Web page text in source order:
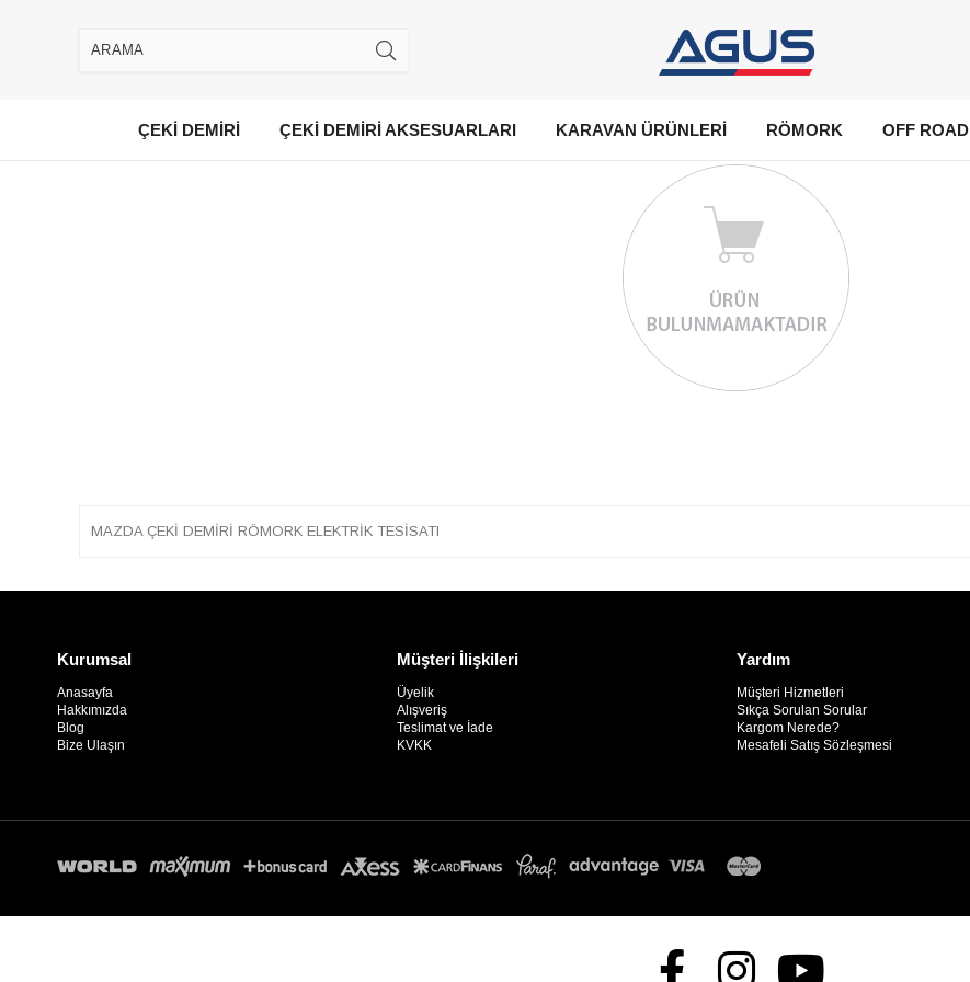
ÇEKİ DEMİRİ ÇEKİ DEMİRİ AKSESUARLARI KARAVAN ÜRÜNLERİ RÖMORK OFF ROAD
MAZDA ÇEKİ DEMİRİ RÖMORK ELEKTRİK TESİSATI
Kurumsal
Anasayfa
Hakkımızda
Blog
Bize Ulaşın
Müşteri İlişkileri
Üyelik
Alışveriş
Teslimat ve İade
KVKK
Yardım
Müşteri Hizmetleri
Sıkça Sorulan Sorular
Kargom Nerede?
Mesafeli Satış Sözleşmesi